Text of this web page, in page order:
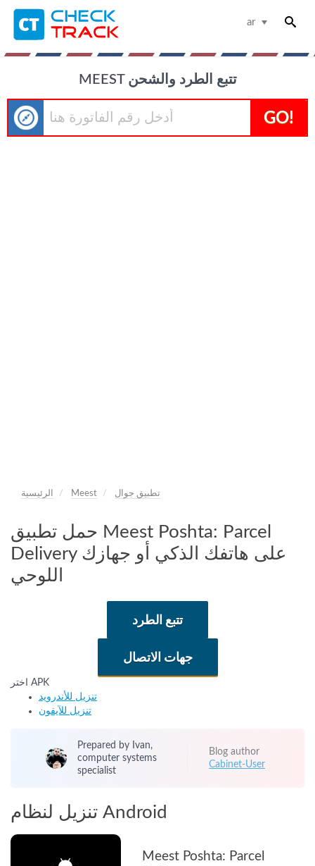
ar
MEEST تتبع الطرد والشحن
GO!
الرئيسية Meest تطبيق جوال
حمل تطبيق Meest Poshta: Parcel
Delivery على هاتفك الذكي أو جهازك
اللوحي
تتبع الطرد
جهات الاتصال
اختر APK
تنزيل للأندرويد
تنزيل للآيفون
Prepared by Ivan,
computer systems
specialist
Blog author
Cabinet-User
تنزيل لنظام Android
Meest Poshta: Parcel